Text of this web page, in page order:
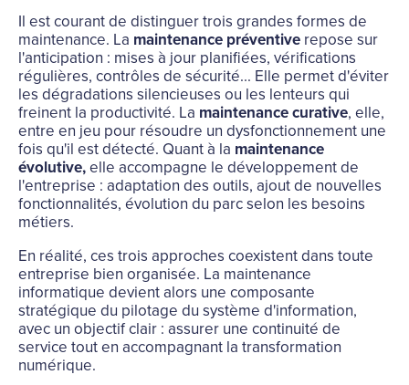
Il est courant de distinguer trois grandes formes de
maintenance. La maintenance préventive repose sur
l'anticipation : mises à jour planifiées, vérifications
régulières, contrôles de sécurité... Elle permet d'éviter
les dégradations silencieuses ou les lenteurs qui
freinent la productivité. La maintenance curative, elle,
entre en jeu pour résoudre un dysfonctionnement une
fois qu'il est détecté. Quant à la maintenance
évolutive,elle accompagne le développement de
l'entreprise : adaptation des outils, ajout de nouvelles
fonctionnalités, évolution du parc selon les besoins
métiers.
En réalité, ces trois approches coexistent dans toute
entreprise bien organisée. La maintenance
informatique devient alors une composante
stratégique du pilotage du système d'information,
avec un objectif clair : assurer une continuité de
service tout en accompagnant la transformation
numérique.